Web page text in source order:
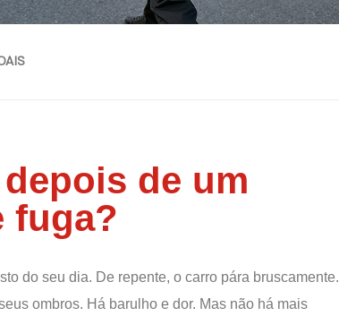
de um
fuga?
do seu dia. De repente, o carro pára bruscamente.
ombros. Há barulho e dor. Mas não há mais